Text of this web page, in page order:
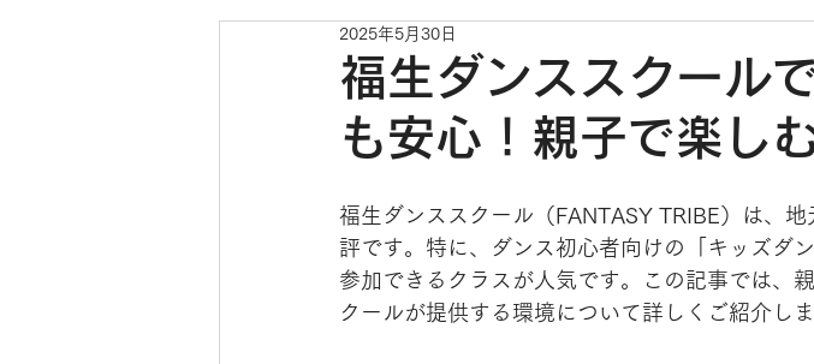
福生ダンススクール
も安心！親子で楽し
2025年5月30日
福生ダンススクール（FANTASY TRIBE）は、
評です。特に、ダンス初心者向けの「キッズダ
参加できるクラスが人気です。この記事では、
クールが提供する環境について詳しくご紹介しま